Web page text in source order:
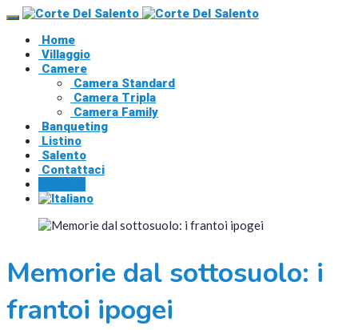
Home
Villaggio
Camere
Camera Standard
Camera Tripla
Camera Family
Banqueting
Listino
Salento
Contattaci
Memorie dal sottosuolo: i
frantoi ipogei